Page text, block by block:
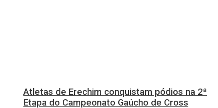
Atletas de Erechim conquistam pódios na 2ª
Etapa do Campeonato Gaúcho de Cross